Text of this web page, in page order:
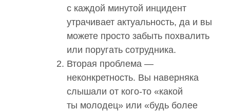
с каждой минутой инцидент
утрачивает актуальность, да и вы
можете просто забыть похвалить
или поругать сотрудника.
Вторая проблема —
неконкретность. Вы наверняка
слышали от кого-то «какой
ты молодец» или «будь более